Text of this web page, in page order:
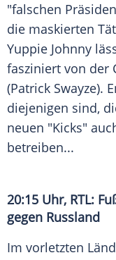
"falschen
die maskierten
Yuppie Johnny
fasziniert von der
(Patrick Swayze).
diejenigen sind,
neuen "Kicks"
betreiben...
20:15 Uhr, RTL:
gegen Russland
Im vorletzten